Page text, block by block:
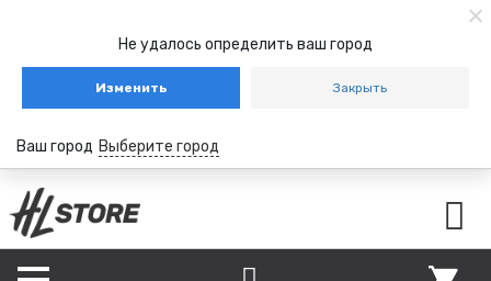
Не удалось определить ваш город
Изменить Закрыть
Ваш город Выберите город